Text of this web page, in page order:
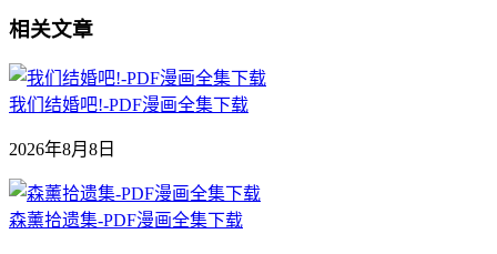
相关文章
我们结婚吧!-PDF漫画全集下载
2026年8月8日
森薰拾遗集-PDF漫画全集下载